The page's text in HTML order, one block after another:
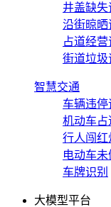
井盖缺失
沿街晾晒
占道经营
街道垃圾
智慧交通
车辆违停
机动车占
行人闯红
电动车未
车牌识别
大模型平台